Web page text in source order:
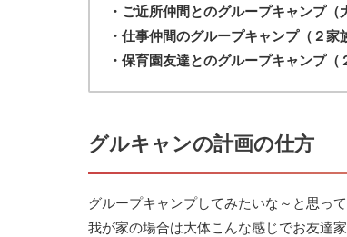
・ご近所仲間とのグループキャンプ（
・仕事仲間のグループキャンプ（２家
・保育園友達とのグループキャンプ（
グルキャンの計画の仕方
グループキャンプしてみたいな～と思っ
我が家の場合は大体こんな感じでお友達